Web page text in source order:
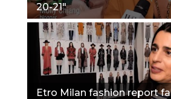
20-21"
Etro Milan fashion report